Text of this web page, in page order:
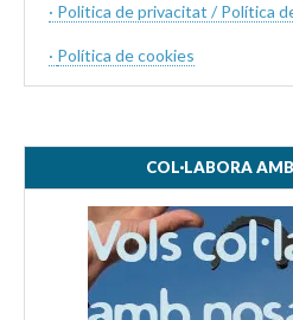
· Politica de privacitat / Política
· Política de cookies
COL·LABORA